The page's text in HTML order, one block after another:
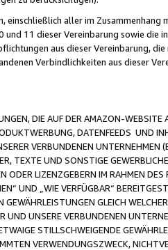
aller im Zusammenhang
11 dieser Vereinbarung sowie die
aus dieser Vereinbarung,
Verbindlichkeiten aus dieser
DIE AUF DER AMAZON-WEBSITE
DATENFEEDS UND
VERBUNDENEN UNTERNEHMEN
TEXTE UND SONSTIGE
LIZENZGEBERN IM RAHMEN
UND „WIE VERFÜGBAR“
GLEICH
UNSERE VERBUNDENEN
STILLSCHWEIGENDE
VERWENDUNGSZWECK,